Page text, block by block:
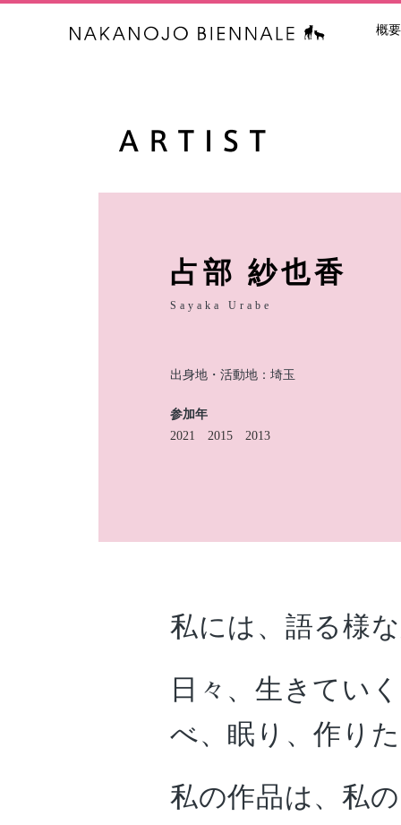
中之条ビエ
概要
占部 紗也香
Sayaka Urabe
出身地・活動地：埼玉
参加年
2021
2015 2013
私には、語る様
日々、生きてい
べ、眠り、作り
私の作品は、私